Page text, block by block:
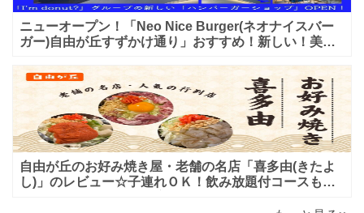
ニューオープン！「Neo Nice Burger(ネオナイスバー
ガー)自由が丘すずかけ通り」おすすめ！新しい！美味
自由が丘のお好み焼き屋・老舗の名店「喜多由(きたよ
し)」のレビュー☆子連れＯＫ！飲み放題付コースも！